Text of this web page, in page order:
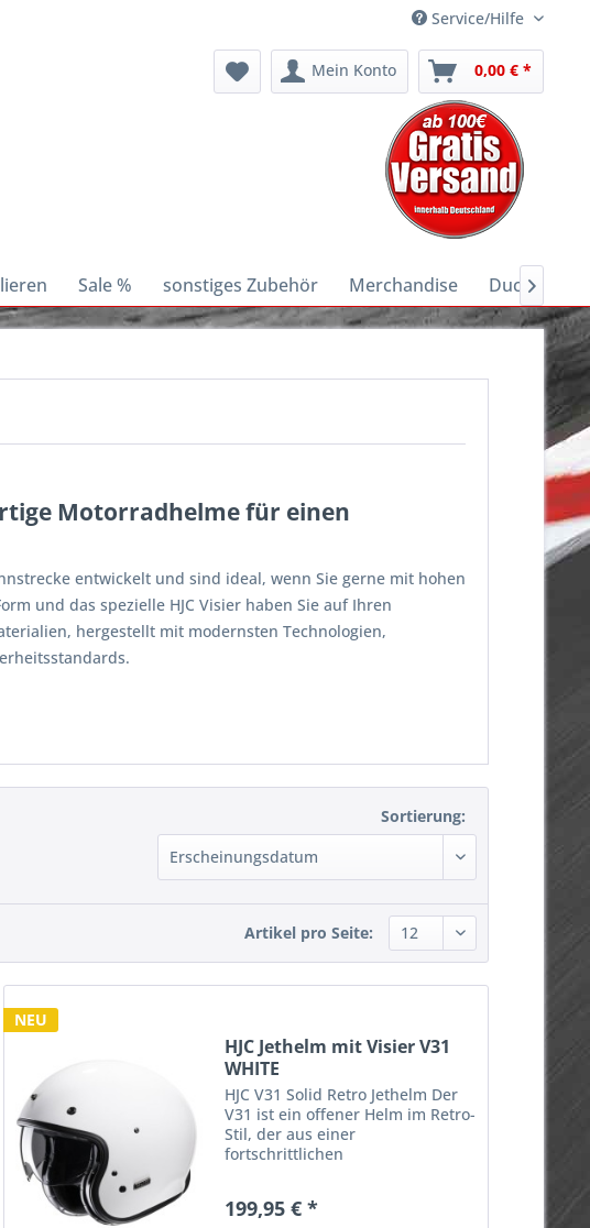
Service/Hilfe
Mein Konto 0,00 € *
Sale % sonstiges Zubehör Merchandise Ducati E-

Motorradhelme für einen
entwickelt und sind ideal, wenn Sie gerne mit hohen
und das spezielle HJC Visier haben Sie auf Ihren
hergestellt mit modernsten Technologien,
Sortierung:
Artikel pro Seite:
NEU
HJC Jethelm mit Visier V31
WHITE
HJC V31 Solid Retro Jethelm Der
V31 ist ein offener Helm im Retro-
Stil, der aus einer
fortschrittlichen
bieten. Dieser ¾ Helm verfügt
199,95 € *